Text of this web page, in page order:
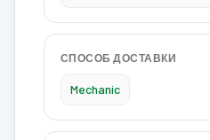
СПОСОБ ДОСТАВКИ
Mechanic